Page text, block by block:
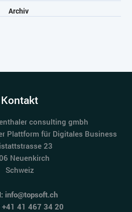
Archiv
Kontakt
consulting gmbh
Plattform für Digitales Business
23
Neuenkirch
Schweiz
info@topsoft.ch
+41 41 467 34 20